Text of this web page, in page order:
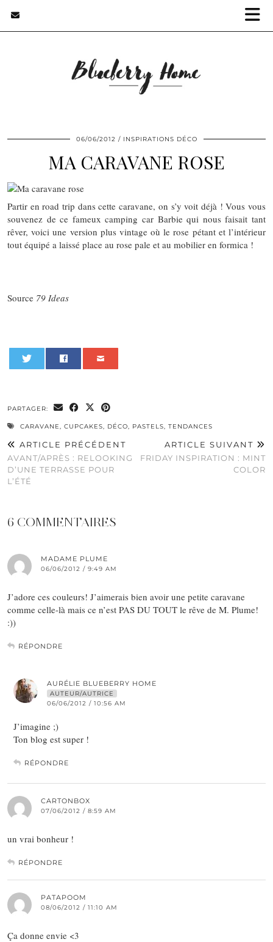
06/06/2012 INSPIRATIONS DÉCO
MA CARAVANE ROSE
Partir en road trip dans cette caravane, on s’y voit déjà ! Vous vous
souvenez de ce fameux camping car Barbie qui nous faisait tant
rêver, voici une version plus vintage où le rose pétant et l’intérieur
tout équipé a laissé place au rose pale et au mobilier en formica !
Source 79 Ideas
PARTAGER:
CARAVANE CUPCAKES DÉCO PASTELS TENDANCES
ARTICLE PRÉCÉDENT
AVANT/APRÈS : RELOOKING
D’UNE TERRASSE POUR
L’ÉTÉ
ARTICLE SUIVANT
FRIDAY INSPIRATION : MINT
COLOR
6 COMMENTAIRES
MADAME PLUME
06/06/2012 / 9:49 AM
J’adore ces couleurs! J’aimerais bien avoir une petite caravane
comme celle-là mais ce n’est PAS DU TOUT le rêve de M. Plume!
:))
RÉPONDRE
AURÉLIE BLUEBERRY HOME
AUTEUR/AUTRICE
06/06/2012 / 10:56 AM
J’imagine ;)
Ton blog est super !
RÉPONDRE
CARTONBOX
07/06/2012 / 8:59 AM
un vrai bonheur !
RÉPONDRE
PATAPOOM
08/06/2012 / 11:10 AM
Ça donne envie <3